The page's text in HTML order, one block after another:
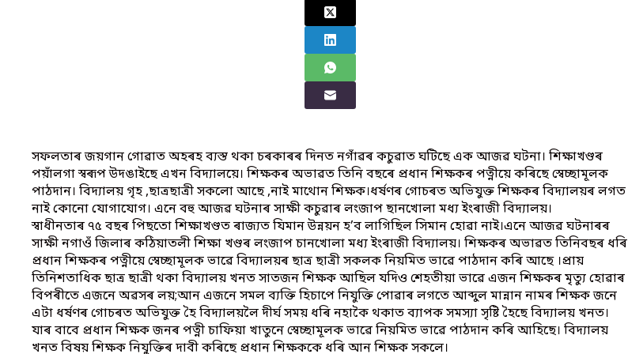
সফলতাৰ জয়গান গোৱাত অহৰহ ব্যস্ত থকা চৰকাৰৰ দিনত নগাঁৱৰ কচুৱাত ঘটিছে এক আজৱ ঘটনা। শিক্ষাখণ্ডৰ
পয়াঁলগা স্বৰূপ উদঙাইছে এখন বিদ্যালয়ে। শিক্ষকৰ অভাৱত তিনি বছৰে প্ৰধান শিক্ষকৰ পত্নীয়ে কৰিছে স্বেচ্ছামূলক
পাঠদান। বিদ্যালয় গৃহ ,ছাত্ৰছাত্ৰী সকলো আছে ,নাই মাথোন শিক্ষক।ধৰ্ষণৰ গোচৰত অভিযুক্ত শিক্ষকৰ বিদ্যালয়ৰ লগত
নাই কোনো যোগাযোগ। এনে বহু আজৱ ঘটনাৰ সাক্ষী কচুৱাৰ লংজাপ ছানখোলা মধ্য ইংৰাজী বিদ্যালয়।
স্বাধীনতাৰ ৭৫ বছৰ পিছতো শিক্ষাখণ্ডত ৰাজ্যত যিমান উন্নয়ন হ’ব লাগিছিল সিমান হোৱা নাই।এনে আজৱ ঘটনাৰৰ
সাক্ষী নগাওঁ জিলাৰ কঠিয়াতলী শিক্ষা খণ্ডৰ লংজাপ চানখোলা মধ্য ইংৰাজী বিদ্যালয়। শিক্ষকৰ অভাৱত তিনিবছৰ ধৰি
প্ৰধান শিক্ষকৰ পত্নীয়ে স্বেচ্ছামূলক ভাৱে বিদ্যালয়ৰ ছাত্ৰ ছাত্ৰী সকলক নিয়মিত ভাৱে পাঠদান কৰি আছে ।প্ৰায়
তিনিশতাধিক ছাত্ৰ ছাত্ৰী থকা বিদ্যালয় খনত সাতজন শিক্ষক আছিল যদিও শেহতীয়া ভাৱে এজন শিক্ষকৰ মৃত্যু হোৱাৰ
বিপৰীতে এজনে অৱসৰ লয়;আন এজনে সমল ব্যক্তি হিচাপে নিযুক্তি পোৱাৰ লগতে আব্দুল মান্নান নামৰ শিক্ষক জনে
এটা ধৰ্ষণৰ গোচৰত অভিযুক্ত হৈ বিদ্যালয়লৈ দীৰ্ঘ সময় ধৰি নহাকৈ থকাত ব্যাপক সমস্যা সৃষ্টি হৈছে বিদ্যালয় খনত।
যাৰ বাবে প্ৰধান শিক্ষক জনৰ পত্নী চাফিয়া খাতুনে স্বেচ্ছামূলক ভাৱে নিয়মিত ভাৱে পাঠদান কৰি আহিছে। বিদ্যালয়
খনত বিষয় শিক্ষক নিযুক্তিৰ দাবী কৰিছে প্ৰধান শিক্ষককে ধৰি আন শিক্ষক সকলে।